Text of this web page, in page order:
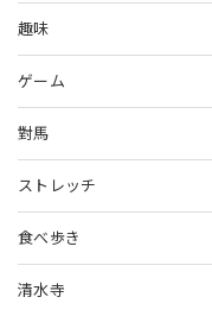
趣味
ゲーム
對馬
ストレッチ
食べ歩き
清水寺